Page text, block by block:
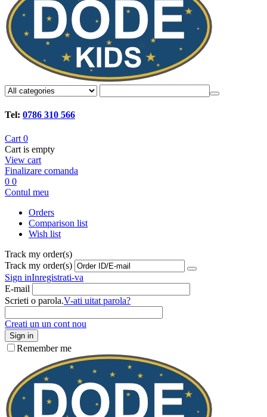
Tel: 0786 310 566
Cart 0
Cart is empty
View cart
Finalizare comanda
0 0
Contul meu
Orders
Comparison list
Wish list
Track my order(s)
Track my order(s)
Sign inInregistrati-va
E-mail
Scrieti o parola.V-ati uitat parola?
Creati un un cont nou
Sign in
Remember me